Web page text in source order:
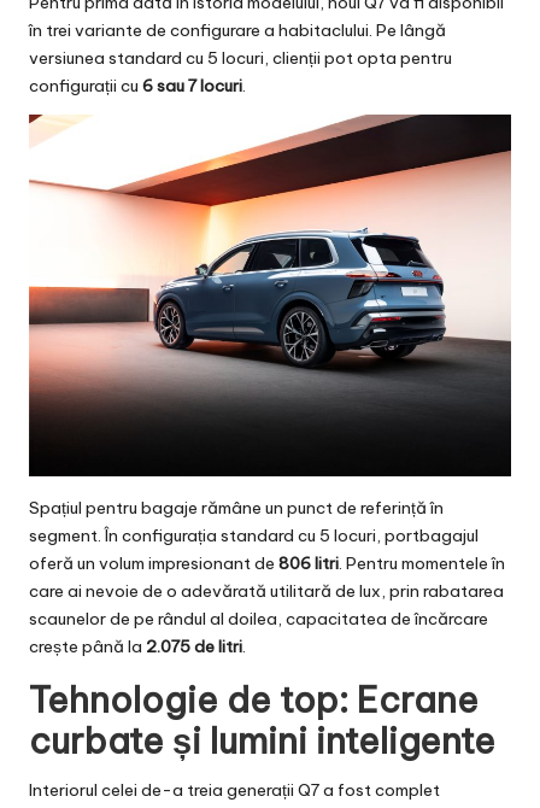
în trei variante de configurare a habitaclului. Pe lângă
versiunea standard cu 5 locuri, clienții pot opta pentru
configurații cu 6 sau 7 locuri.
Spațiul pentru bagaje rămâne un punct de referință în
segment. În configurația standard cu 5 locuri, portbagajul
oferă un volum impresionant de 806 litri. Pentru momentele în
care ai nevoie de o adevărată utilitară de lux, prin rabatarea
scaunelor de pe rândul al doilea, capacitatea de încărcare
crește până la 2.075 de litri.
Tehnologie de top: Ecrane
curbate și lumini inteligente
Interiorul celei de-a treia generații Q7 a fost complet